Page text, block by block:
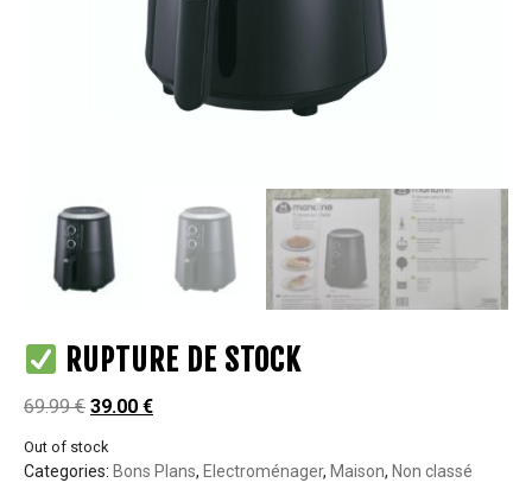
RUPTURE DE STOCK
69.99€ 39.00 €
Out of stock
Categories: Bons Plans, Electroménager, Maison, Non classé